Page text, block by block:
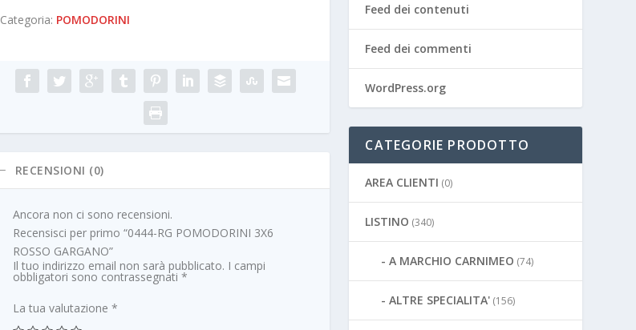
Categoria: POMODORINI
RECENSIONI (0)
Ancora non ci sono recensioni.
Recensisci per primo “0444-RG POMODORINI 3X6
ROSSO GARGANO”
Il tuo indirizzo email non sarà pubblicato. I campi
obbligatori sono contrassegnati *
La tua valutazione *
Feed dei contenuti
Feed dei commenti
WordPress.org
CATEGORIE PRODOTTO
AREA CLIENTI (0)
LISTINO (340)
A MARCHIO CARNIMEO (74)
ALTRE SPECIALITA' (156)